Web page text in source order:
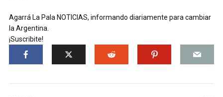
Agarrá La Pala NOTICIAS, informando diariamente para cambiar
la Argentina.
¡Suscribite!